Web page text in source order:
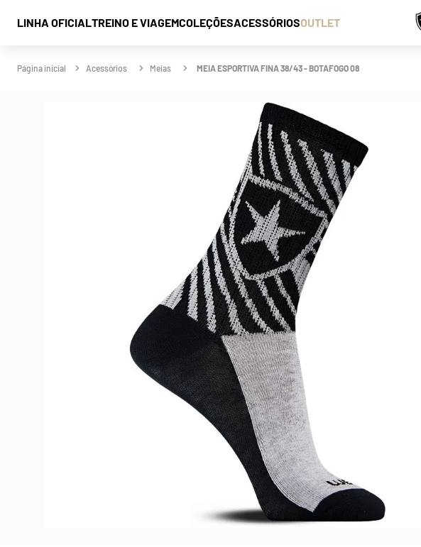
LINHA OFICIALTREINO E VIAGEMCOLEÇÕESACESSÓRIOSOUTLET
Acessórios Meias MEIA ESPORTIVA FINA 38/43 - BOTAFOGO 08